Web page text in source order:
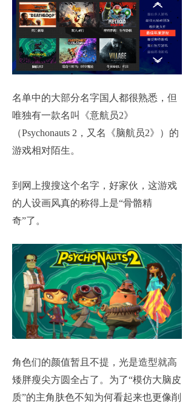
名单中的大部分名字国人都很熟悉，但
唯独有一款名叫《意航员2》
（Psychonauts 2，又名《脑航员2》）的
游戏相对陌生。
到网上搜搜这个名字，好家伙，这游戏
的人设画风真的称得上是“骨骼精
奇”了。
角色们的颜值暂且不提，光是造型就高
矮胖瘦尖方圆全占了。为了“模仿大脑皮
质”的主角肤色不知为何看起来也更像削